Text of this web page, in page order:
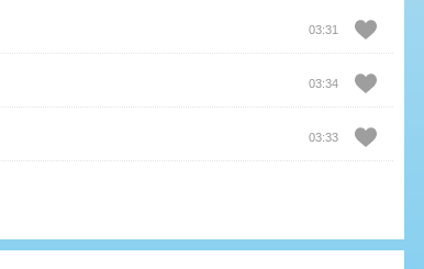
03:31
03:34
03:33